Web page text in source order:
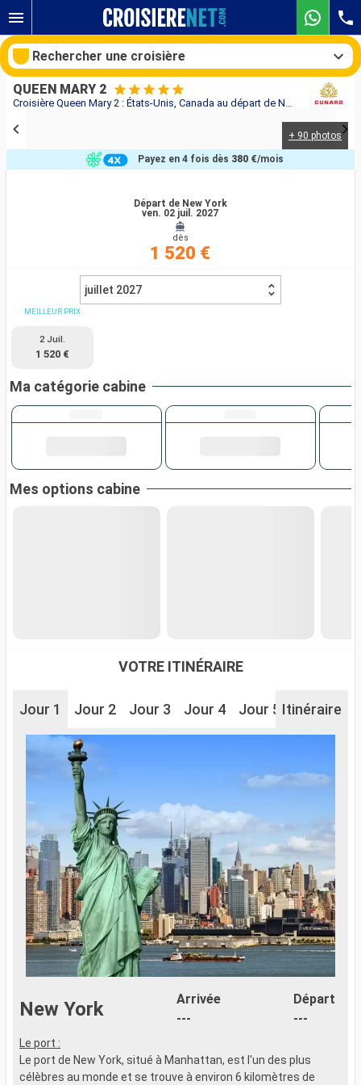
Croisière Queen Mary 2 : États-Unis, Canada au départ de New York
QUEEN MARY 2
+ 90 photos
Départ de New York
ven. 02 juil. 2027
dès
1 520 €
Payez en 4 fois dès 380 €/mois
juillet 2027
MEILLEUR PRIX
2 Juil.
1 520 €
Ma catégorie cabine
Mes options cabine
VOTRE ITINÉRAIRE
Jour 1 Jour 2 Jour 3 Jour 4 Jour 5 Jour 6
Itinéraire
New York
Arrivée
---
Départ
---
Le port :
Le port de New York, situé à Manhattan, est l'un des plus
célèbres au monde et se trouve à environ 6 kilomètres de
Rechercher une croisière
Compagnies
Rechercher